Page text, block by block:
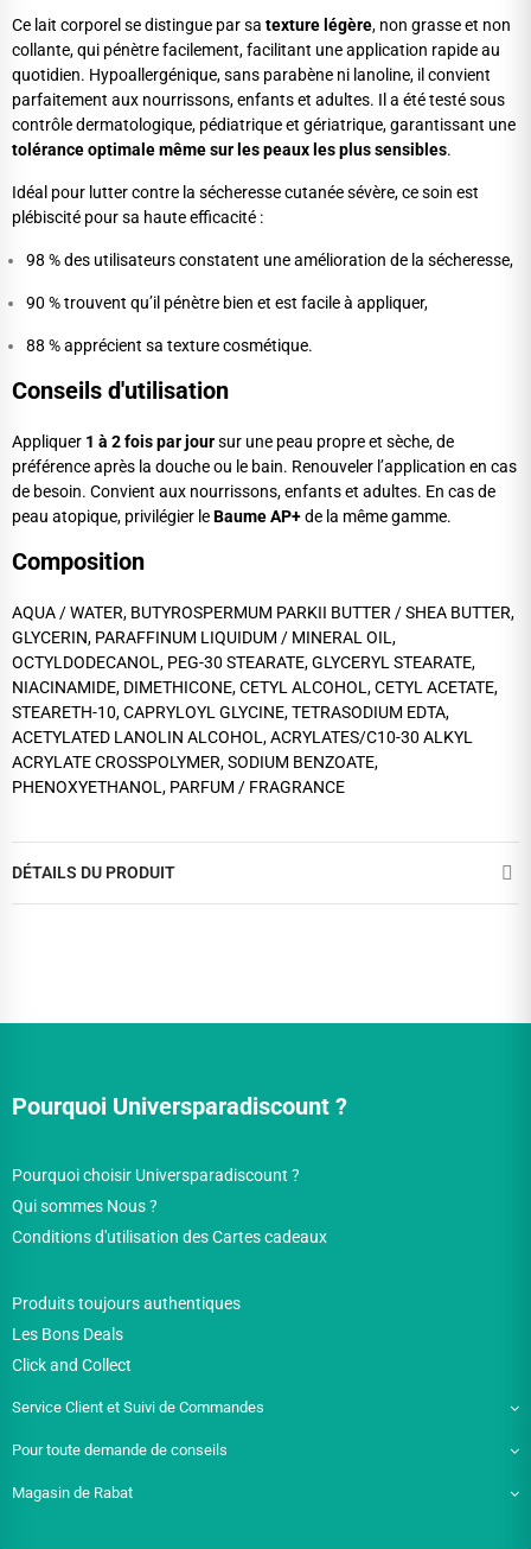
Ce lait corporel se distingue par sa texture légère, non grasse et non
collante, qui pénètre facilement, facilitant une application rapide au
quotidien. Hypoallergénique, sans parabène ni lanoline, il convient
parfaitement aux nourrissons, enfants et adultes. Il a été testé sous
contrôle dermatologique, pédiatrique et gériatrique, garantissant une
tolérance optimale même sur les peaux les plus sensibles.
Idéal pour lutter contre la sécheresse cutanée sévère, ce soin est
plébiscité pour sa haute efficacité :
98 % des utilisateurs constatent une amélioration de la sécheresse,
90 % trouvent qu’il pénètre bien et est facile à appliquer,
88 % apprécient sa texture cosmétique.
Conseils d'utilisation
Appliquer 1 à 2 fois par joursur une peau propre et sèche, de
préférence après la douche ou le bain. Renouveler l’application en cas
de besoin. Convient aux nourrissons, enfants et adultes. En cas de
peau atopique, privilégier leBaume AP+de la même gamme.
Composition
AQUA / WATER, BUTYROSPERMUM PARKII BUTTER / SHEA BUTTER,
GLYCERIN, PARAFFINUM LIQUIDUM / MINERAL OIL,
OCTYLDODECANOL, PEG-30 STEARATE, GLYCERYL STEARATE,
NIACINAMIDE, DIMETHICONE, CETYL ALCOHOL, CETYL ACETATE,
STEARETH-10, CAPRYLOYL GLYCINE, TETRASODIUM EDTA,
ACETYLATED LANOLIN ALCOHOL, ACRYLATES/C10-30 ALKYL
ACRYLATE CROSSPOLYMER, SODIUM BENZOATE,
PHENOXYETHANOL, PARFUM / FRAGRANCE
DÉTAILS DU PRODUIT
Pourquoi Universparadiscount ?
Pourquoi choisir Universparadiscount ?
Qui sommes Nous ?
Conditions d'utilisation des Cartes cadeaux
Produits toujours authentiques
Les Bons Deals
Click and Collect
Service Client et Suivi de Commandes
Pour toute demande de conseils
Magasin de Rabat